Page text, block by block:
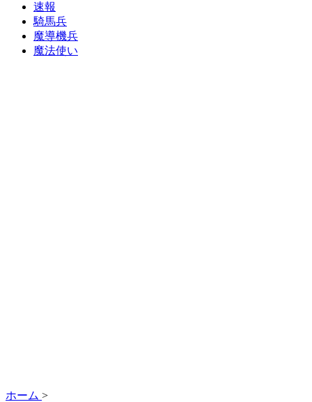
速報
騎馬兵
魔導機兵
魔法使い
ホーム >